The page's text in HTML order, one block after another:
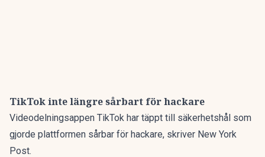
TikTok inte längre sårbart för hackare
Videodelningsappen TikTok har täppt till säkerhetshål som
gjorde plattformen sårbar för hackare, skriver New York
Post.